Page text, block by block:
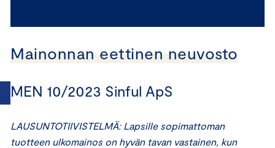
Mainonnan eettinen neuvosto
MEN 10/2023 Sinful ApS
LAUSUNTOTIIVISTELMÄ: Lapsille sopimattoman
tuotteen ulkomainos on hyvän tavan vastainen, kun